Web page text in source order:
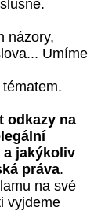
názory,
Umíme
odkazy na
a jakýkoliv
práva.
na své
vyjdeme